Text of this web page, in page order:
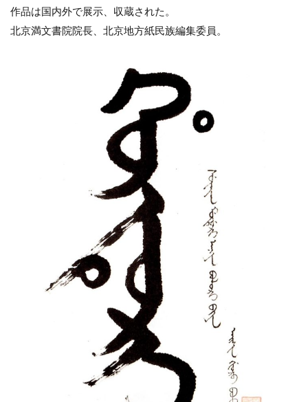
作品は国内外で展示、収蔵された。
北京満文書院院長、北京地方紙民族編集委員。